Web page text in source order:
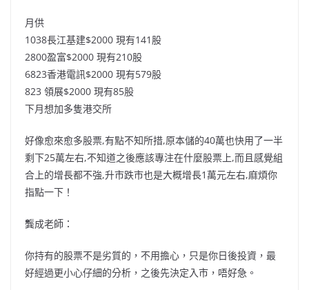
月供
1038長江基建$2000 現有141股
2800盈富$2000 現有210股
6823香港電訊$2000 現有579股
823 領展$2000 現有85股
下月想加多隻港交所
好像愈來愈多股票,有點不知所措,原本儲的40萬也快用了一半
剩下25萬左右,不知道之後應該專注在什麼股票上,而且感覺組
合上的增長都不強,升市跌市也是大概增長1萬元左右,麻煩你
指點一下！
龔成老師：
你持有的股票不是劣質的，不用擔心，只是你日後投資，最
好經過更小心仔細的分析，之後先決定入市，唔好急。